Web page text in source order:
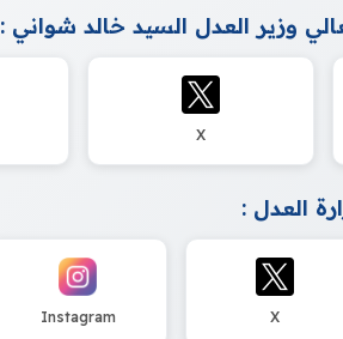
وزير العدل السيد خالد شواني :
X
العدل :
X
Instagram